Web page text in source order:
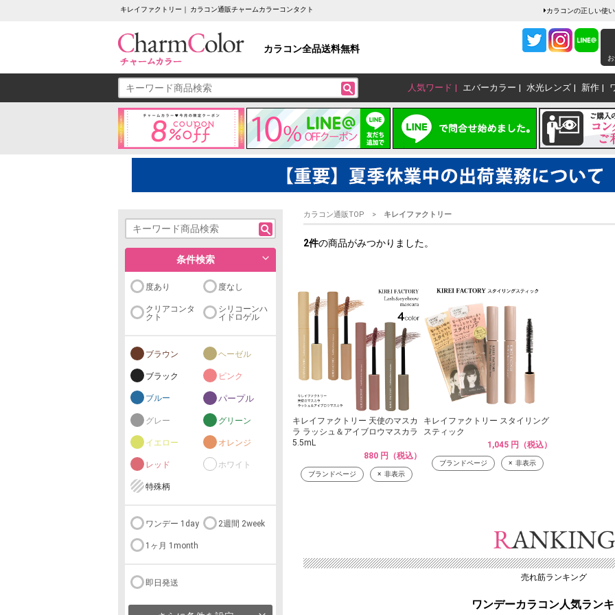
キレイファクトリー｜ カラコン通販チャームカラーコンタクト カラコンの正しい使
カラコン全品送料無料
人気ワード エバーカラー 水光レンズ 新作
条件検索
度あり 度なし
クリアコンタ
クト
シリコーンハ
イドロゲル
ブラウン ヘーゼル
ブラック ピンク
ブルー パープル
グレー グリーン
イエロー オレンジ
レッド ホワイト
特殊柄
ワンデー 1day 2週間 2week
1ヶ月 1month
即日発送
カラコン通販TOP キレイファクトリー
2件の商品がみつかりました。
キレイファクトリー 天使のマスカ
ラ ラッシュ＆アイブロウマスカラ
5.5mL
880 円（税込）
ブランドページ 非表示
キレイファクトリー スタイリング
スティック
1,045 円（税込）
ブランドページ 非表示
売れ筋ランキング
ワンデーカラコン人気ラン